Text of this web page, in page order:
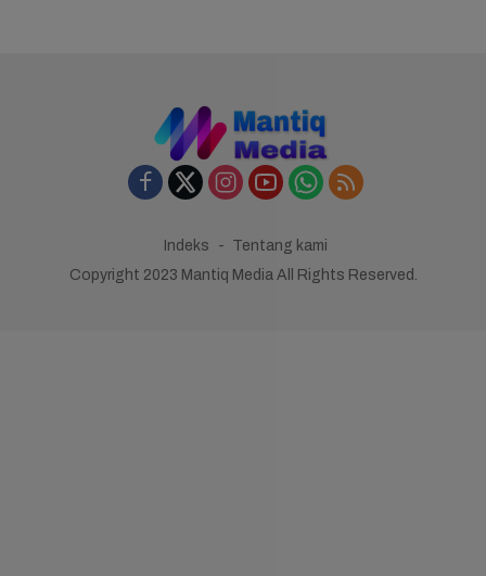
Indeks
Tentang kami
Copyright 2023 Mantiq Media All Rights Reserved.